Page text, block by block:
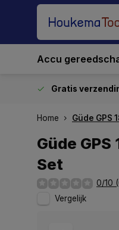
Accu
Gratis
Home Güde GPS
Güde
Set
0/10
Vergelijk